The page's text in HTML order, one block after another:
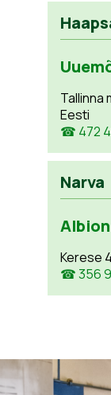
Tallinna
Eesti
☎ 472
Narva
Kerese
☎ 356